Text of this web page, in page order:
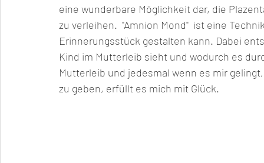
eine wunderbare Möglichkeit dar, die
zu verleihen.  "Amnion Mond"  ist eine
Erinnerungsstück gestalten kann. Dabei
Kind im Mutterleib sieht und wodurch es
Mutterleib und jedesmal wenn es mir
zu geben, erfüllt es mich mit Glück.